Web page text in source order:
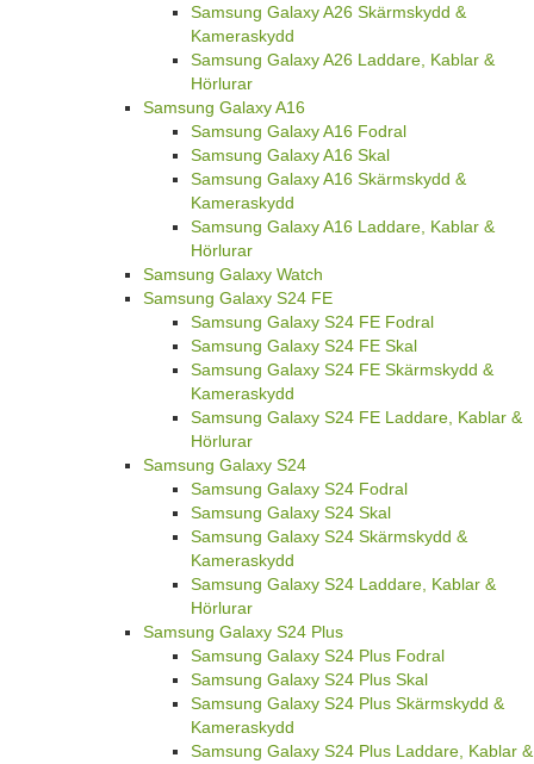
Samsung Galaxy A26 Skärmskydd &
Kameraskydd
Samsung Galaxy A26 Laddare, Kablar &
Hörlurar
Samsung Galaxy A16
Samsung Galaxy A16 Fodral
Samsung Galaxy A16 Skal
Samsung Galaxy A16 Skärmskydd &
Kameraskydd
Samsung Galaxy A16 Laddare, Kablar &
Hörlurar
Samsung Galaxy Watch
Samsung Galaxy S24 FE
Samsung Galaxy S24 FE Fodral
Samsung Galaxy S24 FE Skal
Samsung Galaxy S24 FE Skärmskydd &
Kameraskydd
Samsung Galaxy S24 FE Laddare, Kablar &
Hörlurar
Samsung Galaxy S24
Samsung Galaxy S24 Fodral
Samsung Galaxy S24 Skal
Samsung Galaxy S24 Skärmskydd &
Kameraskydd
Samsung Galaxy S24 Laddare, Kablar &
Hörlurar
Samsung Galaxy S24 Plus
Samsung Galaxy S24 Plus Fodral
Samsung Galaxy S24 Plus Skal
Samsung Galaxy S24 Plus Skärmskydd &
Kameraskydd
Samsung Galaxy S24 Plus Laddare, Kablar &